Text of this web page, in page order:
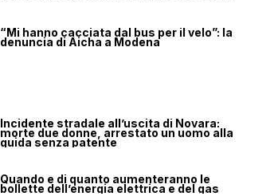
“Mi hanno cacciata dal bus per il velo”: la
denuncia di Aicha a Modena
Incidente stradale all’uscita di Novara:
morte due donne, arrestato un uomo alla
guida senza patente
Quando e di quanto aumenteranno le
bollette dell’energia elettrica e del gas